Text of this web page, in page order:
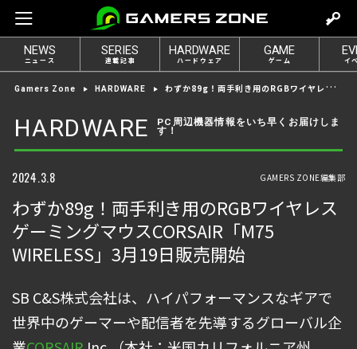
e
t
o
o
g
n
NEWS
ニュース
SERIES
連載記事
HARDWARE
ハードウェア
GAME
ゲーム イ
Gamers Zone HARDWARE わずか89g！両手利き用のRGBワイヤレスゲーミングマウスCORSAIR「M75 WIRELESS」3月19日販売開始
HARDWARE PC周辺機器情報をいち早くお届けしま
す！
2024.3.8 GAMERS ZONE編集部
わずか89g！両手利き用のRGBワイヤレス
ゲーミングマウスCORSAIR「M75
WIRELESS」3月19日販売開始
SB C&S株式会社は、ハイパフォーマンスなギアで
世界中のゲーマーや配信者を先導するグローバル企